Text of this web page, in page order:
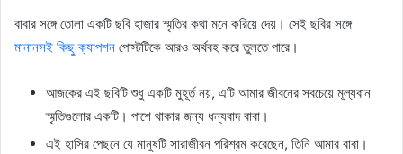
বাবার সঙ্গে তোলা একটি ছবি হাজার স্মৃতির কথা মনে করিয়ে দেয়। সেই ছবির সঙ্গে
মানানসই কিছু ক্যাপশন পোস্টটিকে আরও অর্থবহ করে তুলতে পারে।
আজকের এই ছবিটি শুধু একটি মুহূর্ত নয়, এটি আমার জীবনের সবচেয়ে মূল্যবান
স্মৃতিগুলোর একটি। পাশে থাকার জন্য ধন্যবাদ বাবা।
এই হাসির পেছনে যে মানুষটি সারাজীবন পরিশ্রম করেছেন, তিনি আমার বাবা।